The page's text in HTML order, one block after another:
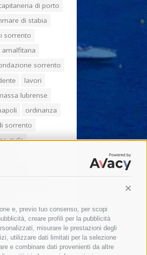
e, previo tuo consenso, per scopi
creare profili per la pubblicità
misurare le prestazioni degli
utilizzare dati limitati per la selezione
e combinare dati provenienti da altre
di porto
di stabia
sorrento
amalfitana
sorrento
lavori
lubrense
ordinanza
sorrento
civile